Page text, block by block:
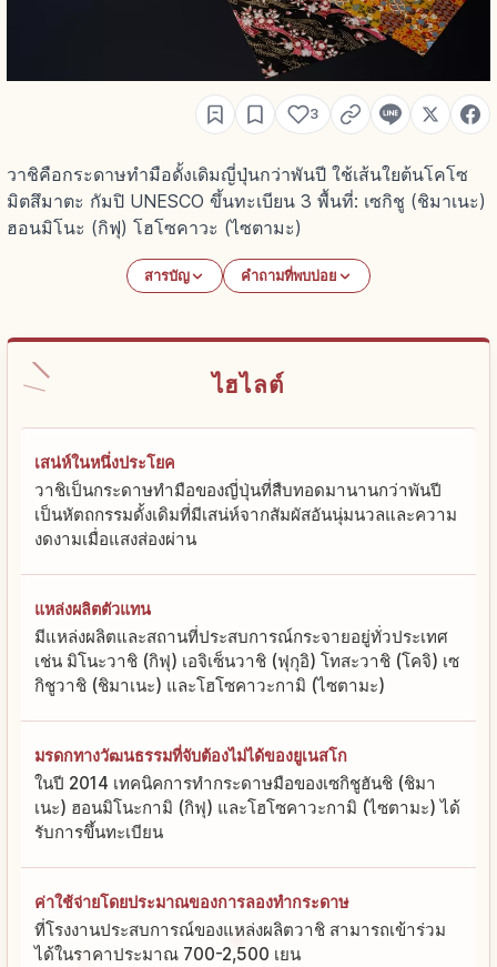
3
วาชิคือกระดาษทำมือดั้งเดิมญี่ปุ่นกว่าพันปี ใช้เส้นใยต้นโคโซ
มิตสึมาตะ กัมปิ UNESCO ขึ้นทะเบียน 3 พื้นที่: เซกิชู (ชิมาเนะ)
ฮอนมิโนะ (กิฟุ) โฮโซคาวะ (ไซตามะ)
สารบัญ คำถามที่พบบ่อย
ไฮไลต์
เสน่ห์ในหนึ่งประโยค
วาชิเป็นกระดาษทำมือของญี่ปุ่นที่สืบทอดมานานกว่าพันปี
เป็นหัตถกรรมดั้งเดิมที่มีเสน่ห์จากสัมผัสอันนุ่มนวลและความ
งดงามเมื่อแสงส่องผ่าน
แหล่งผลิตตัวแทน
มีแหล่งผลิตและสถานที่ประสบการณ์กระจายอยู่ทั่วประเทศ
เช่น มิโนะวาชิ (กิฟุ) เอจิเซ็นวาชิ (ฟุกุอิ) โทสะวาชิ (โคจิ) เซ
กิชูวาชิ (ชิมาเนะ) และโฮโซคาวะกามิ (ไซตามะ)
มรดกทางวัฒนธรรมที่จับต้องไม่ได้ของยูเนสโก
ในปี 2014 เทคนิคการทำกระดาษมือของเซกิชูฮันชิ (ชิมา
เนะ) ฮอนมิโนะกามิ (กิฟุ) และโฮโซคาวะกามิ (ไซตามะ) ได้
รับการขึ้นทะเบียน
ค่าใช้จ่ายโดยประมาณของการลองทำกระดาษ
ที่โรงงานประสบการณ์ของแหล่งผลิตวาชิ สามารถเข้าร่วม
ได้ในราคาประมาณ 700-2,500 เยน